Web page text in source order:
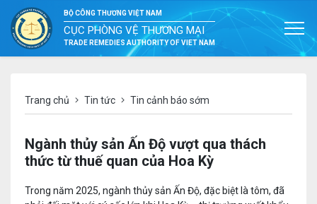
BỘ CÔNG THƯƠNG VIỆT NAM
CỤC PHÒNG VỆ THƯƠNG MẠI
TRADE REMEDIES AUTHORITY OF VIET NAM
Trang chủ Tin tức Tin cảnh báo sớm
Ngành thủy sản Ấn Độ vượt qua thách
thức từ thuế quan của Hoa Kỳ
Trong năm 2025, ngành thủy sản Ấn Độ, đặc biệt là tôm, đã